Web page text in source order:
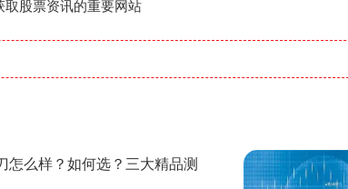
股票资讯的重要网站
怎么样？如何选？三大精品测